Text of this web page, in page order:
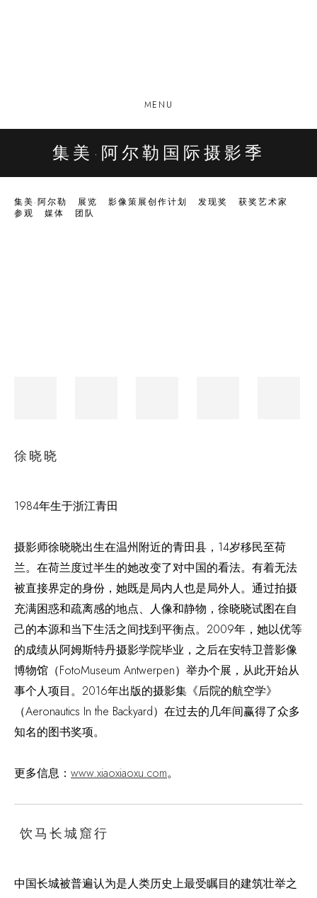
MENU
集美·阿尔勒国际摄影季
集美·阿尔勒 展览 影像策展创作计划 发现奖
获奖艺术家
参观
媒体 团队
徐晓晓
1984年生于浙江青田
摄影师徐晓晓出生在温州附近的青田县，14岁移民至荷
兰。在荷兰度过半生的她改变了对中国的看法。有着无法
被直接界定的身份，她既是局内人也是局外人。通过拍摄
充满困惑和疏离感的地点、人像和静物，徐晓晓试图在自
己的本源和当下生活之间找到平衡点。2009年，她以优等
的成绩从阿姆斯特丹摄影学院毕业，之后在安特卫普影像
博物馆（FotoMuseum Antwerpen）举办个展，从此开始从
事个人项目。2016年出版的摄影集《后院的航空学》
（Aeronautics In the Backyard）在过去的几年间赢得了众多
知名的图书奖项。
更多信息： www.xiaoxiaoxu.com。
饮马长城窟行
中国长城被普遍认为是人类历史上最受瞩目的建筑壮举之